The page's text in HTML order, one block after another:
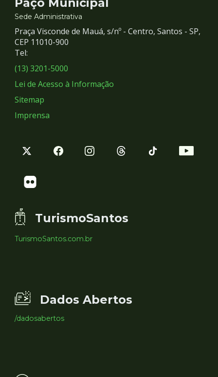
e
Redes
Sociais
Sede Administrativa
Praça Visconde de Mauá, s/nº - Centro, Santos - SP,
CEP 11010-900
Tel:
(13) 3201-5000
Lei de Acesso à Informação
Sitemap
Imprensa
TurismoSantos
TurismoSantos.com.br
Dados Abertos
/dadosabertos